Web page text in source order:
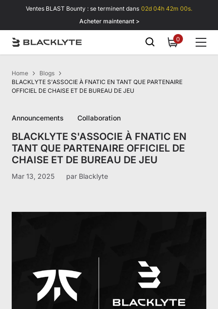
Passer au contenu
Ventes BLAST Bounty : se terminent dans 02d 04h 42m 00s.
Acheter maintenant >
00
item
Home
Blogs
BLACKLYTE S'ASSOCIE À FNATIC EN TANT QUE PARTENAIRE
OFFICIEL DE CHAISE ET DE BUREAU DE JEU
Announcements Collaboration
BLACKLYTE S'ASSOCIE À FNATIC EN
TANT QUE PARTENAIRE OFFICIEL DE
CHAISE ET DE BUREAU DE JEU
Mar 13, 2025 par Blacklyte